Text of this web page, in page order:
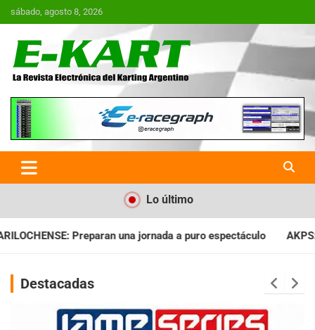
Saltar
al
sábado, agosto 8, 2026
E-Kart.com.ar | La Revista
Electrónica del Karting en
Argentina
Lo último
a puro espectáculo AKPS: Intervino la IGJ y oficializó el
Destacadas